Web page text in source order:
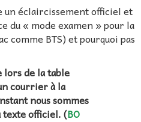
un éclaircissement officiel et
du « mode examen » pour la
comme BTS) et pourquoi pas
lors de la table
courrier à la
nous sommes
texte officiel. (BO